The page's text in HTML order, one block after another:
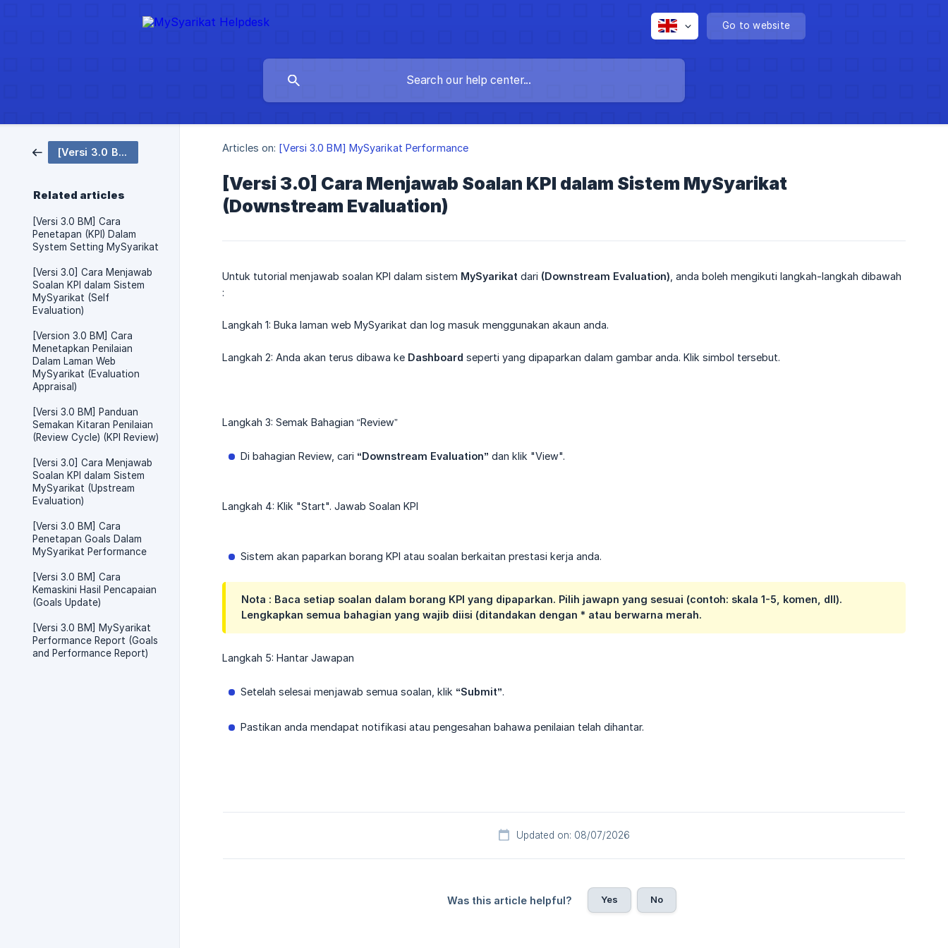
Go to website
[Versi 3.0 BM] MySyarikat Performance
Related articles
[Versi 3.0 BM] Cara
Penetapan (KPI) Dalam
System Setting MySyarikat
[Versi 3.0] Cara Menjawab
Soalan KPI dalam Sistem
MySyarikat (Self
Evaluation)
[Version 3.0 BM] Cara
Menetapkan Penilaian
Dalam Laman Web
MySyarikat (Evaluation
Appraisal)
[Versi 3.0 BM] Panduan
Semakan Kitaran Penilaian
(Review Cycle) (KPI Review)
[Versi 3.0] Cara Menjawab
Soalan KPI dalam Sistem
MySyarikat (Upstream
Evaluation)
[Versi 3.0 BM] Cara
Penetapan Goals Dalam
MySyarikat Performance
[Versi 3.0 BM] Cara
Kemaskini Hasil Pencapaian
(Goals Update)
[Versi 3.0 BM] MySyarikat
Performance Report (Goals
and Performance Report)
Articles on: [Versi 3.0 BM] MySyarikat Performance
[Versi 3.0] Cara Menjawab Soalan KPI dalam Sistem MySyarikat
(Downstream Evaluation)
Untuk tutorial menjawab soalan KPI dalam sistem MySyarikat dari (Downstream Evaluation) , anda boleh mengikuti langkah-langkah dibawah
:
Langkah 1: Buka laman web MySyarikat dan log masuk menggunakan akaun anda.
Langkah 2: Anda akan terus dibawa ke Dashboard seperti yang dipaparkan dalam gambar anda. Klik simbol tersebut.
Langkah 3: Semak Bahagian “Review”
Di bahagian Review, cari “Downstream Evaluation” dan klik "View".
Langkah 4: Klik "Start". Jawab Soalan KPI
Sistem akan paparkan borang KPI atau soalan berkaitan prestasi kerja anda.
Nota : Baca setiap soalan dalam borang KPI yang dipaparkan. Pilih jawapn yang sesuai (contoh: skala 1-5, komen, dll).
Lengkapkan semua bahagian yang wajib diisi (ditandakan dengan * atau berwarna merah.
Langkah 5: Hantar Jawapan
Setelah selesai menjawab semua soalan, klik “Submit”.
Pastikan anda mendapat notifikasi atau pengesahan bahawa penilaian telah dihantar.
Updated on: 08/07/2026
Was this article helpful? Yes No